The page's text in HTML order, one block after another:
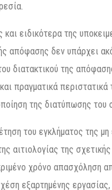
ειδικότερα της
απόφασης δεν υπάρχει
διατακτικού της
πραγματικά
της διατύπωσης του
του εγκλήματος της
αιτιολογίας της
χρόνο απασχόληση
εξαρτημένης